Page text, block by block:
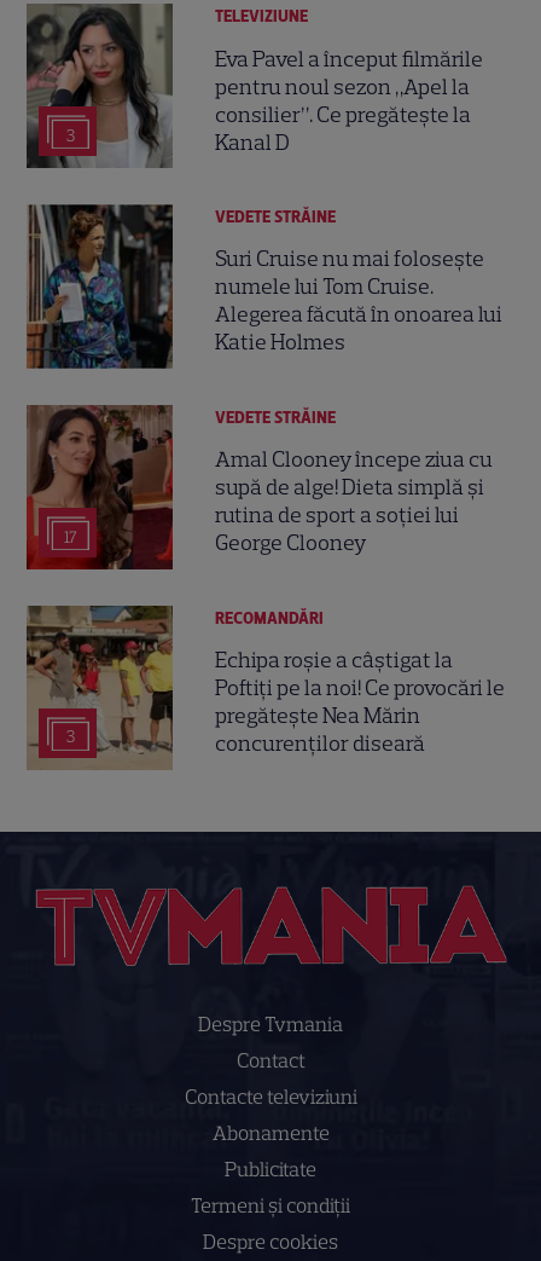
3
TELEVIZIUNE
Eva Pavel a început filmările
pentru noul sezon „Apel la
consilier”. Ce pregătește la
Kanal D
VEDETE STRĂINE
Suri Cruise nu mai folosește
numele lui Tom Cruise.
Alegerea făcută în onoarea lui
Katie Holmes
17
VEDETE STRĂINE
Amal Clooney începe ziua cu
supă de alge! Dieta simplă și
rutina de sport a soției lui
George Clooney
3
RECOMANDĂRI
Echipa roșie a câștigat la
Poftiți pe la noi! Ce provocări le
pregătește Nea Mărin
concurenților diseară
Despre Tvmania
Contact
Contacte televiziuni
Abonamente
Publicitate
Termeni și condiții
Despre cookies